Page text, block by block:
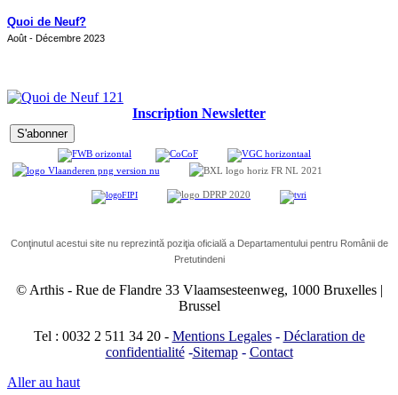
Quoi de Neuf?
Août - Décembre 2023
Inscription Newsletter
Conţinutul acestui site nu reprezintă poziţia oficială a Departamentului pentru Românii de
Pretutindeni
© Arthis -Rue de Flandre 33 Vlaamsesteenweg, 1000 Bruxelles |
Brussel
Tel : 0032 2 511 34 20 - Mentions Legales- Déclaration de
confidentialité-Sitemap- Contact
Aller au haut